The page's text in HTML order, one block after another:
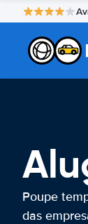
Poupe
das